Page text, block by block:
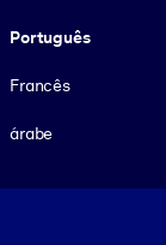
Português
Francês
árabe